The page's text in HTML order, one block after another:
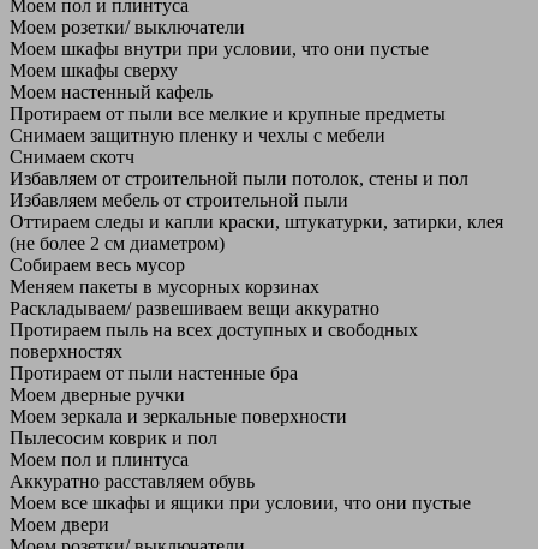
Моем пол и плинтуса
Моем розетки/ выключатели
Моем шкафы внутри при условии, что они пустые
Моем шкафы сверху
Моем настенный кафель
Протираем от пыли все мелкие и крупные предметы
Снимаем защитную пленку и чехлы с мебели
Снимаем скотч
Избавляем от строительной пыли потолок, стены и пол
Избавляем мебель от строительной пыли
Оттираем следы и капли краски, штукатурки, затирки, клея
(не более 2 см диаметром)
Собираем весь мусор
Меняем пакеты в мусорных корзинах
Раскладываем/ развешиваем вещи аккуратно
Протираем пыль на всех доступных и свободных
поверхностях
Протираем от пыли настенные бра
Моем дверные ручки
Моем зеркала и зеркальные поверхности
Пылесосим коврик и пол
Моем пол и плинтуса
Аккуратно расставляем обувь
Моем все шкафы и ящики при условии, что они пустые
Моем двери